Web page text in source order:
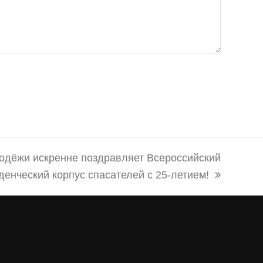
искренне поздравляет Всероссийский
корпус спасателей с 25-летием!